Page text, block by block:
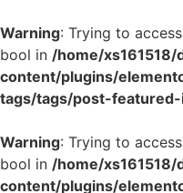
Warning: Trying to
bool in /home/
content/plugins/
tags/tags/post-featured-
Warning: Trying to
bool in /home/
content/plugins/